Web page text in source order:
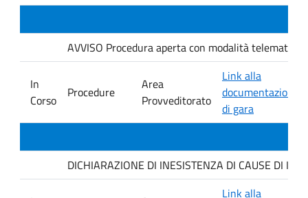
AVVISO Procedura aperta con modalità
In
Corso
Procedure
Area
Provveditorato
Link alla
documentazione
di gara
DICHIARAZIONE DI INESISTENZA DI CAUSE DI
Link alla